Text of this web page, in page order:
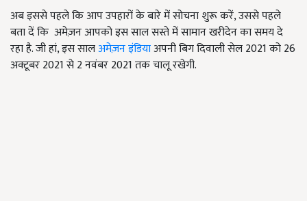
अब इससे पहले कि आप उपहारों के बारे में सोचना शुरू करें, उससे पहले
बता दें कि अमेज़न आपको इस साल सस्ते में सामान खरीदेन का समय दे
रहा है. जी हां, इस सालअमेज़न इंडियाअपनी बिग दिवाली सेल 2021 को 26
अक्टूबर 2021 से 2 नवंबर 2021 तक चालू रखेगी.